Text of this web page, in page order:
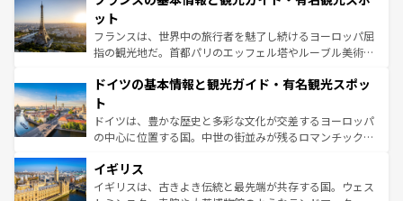
しい。
れる闘牛、そして美味しいタパスが生活の一部となってい
る。首都マドリードの洗練された雰囲気や、バルセロナの
アートに溢れた街角から、地方では古代ローマ遺跡や中世
せる。地方によって風土や気候が異なるスペインはその個
ンテンツ一覧 を参照してほしい。
ット
フランスは、世界中の旅行者を魅了し続けるヨーロッパ屈
指の観光地だ。首都パリのエッフェル塔やルーブル美術館
で、幅広い魅力が詰まっている。華麗な宮殿、歴史的な大
聖堂、美しいビーチ、そして豊かな自然が、訪れる者を心
から魅了する。また、フランスは美食の国としても知ら
れ、フランス料理はユネスコ無形文化遺産にも登録されて
香り高いラベンダー畑など、多彩な楽しみ方が可能だ。さ
らに、パリ以外の地域にも魅力が溢れており、どの街角に
も豊かな歴史と文化が息づいている。パリ以外の個性あふ
ドイツの基本情報と観光ガイド・有名観光スポッ
ト
ドイツは、豊かな歴史と多彩な文化が交差するヨーロッパ
の中心に位置する国。中世の街並みが残るロマンチック街
顔を持つこの国は、どこを歩いても飽きることがない。ベ
ルリンの文化的活気、バイエルン州のアルプスの絶景、そ
イギリス
イギリスは、古きよき伝統と最先端が共存する国。ウェス